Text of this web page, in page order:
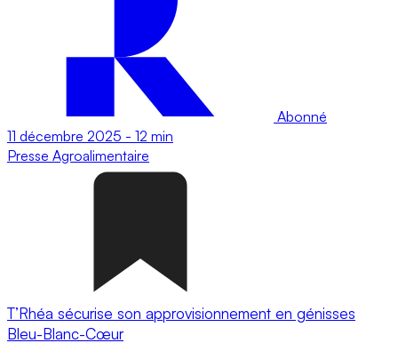
Abonné
11 décembre 2025 - 12 min
Presse Agroalimentaire
T’Rhéa sécurise son approvisionnement en génisses
Bleu-Blanc-Cœur